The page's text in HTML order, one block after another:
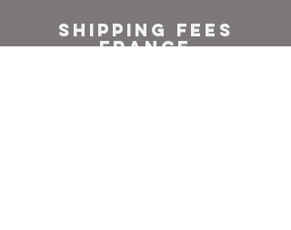
SHIPPING FEES
FRANCE